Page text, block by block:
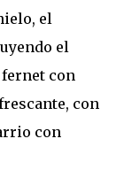
el
el
con
con
con